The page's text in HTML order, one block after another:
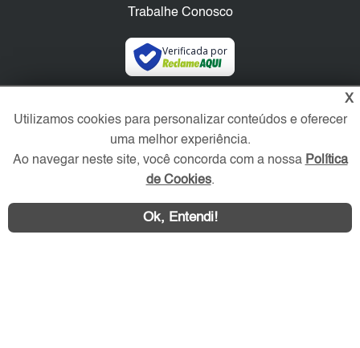
Trabalhe Conosco
Verificada por
X
Utilizamos cookies para personalizar conteúdos e oferecer
uma melhor experiência.
Ao navegar neste site, você concorda com a nossa Política
de Cookies.
Ok, Entendi!